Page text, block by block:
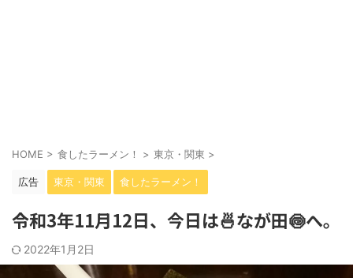
HOME > 食したラーメン！ > 東京・関東 >
広告 東京・関東 食したラーメン！
令和3年11月12日、今日は🍜なが田🍥へ。
2022年1月2日